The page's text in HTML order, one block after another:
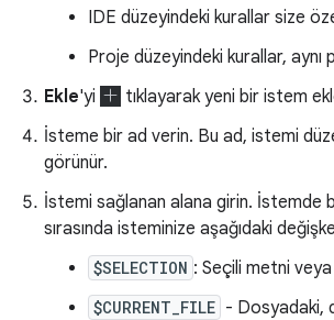
IDE düzeyindeki kurallar size
Proje düzeyindeki kurallar, aynı
Ekle'yi
tıklayarak yeni bir istem
İsteme bir ad verin. Bu ad, istemi
görünür.
İstemi sağlanan alana girin.
sırasında isteminize aşağıdaki
$SELECTION : Seçili metni
$CURRENT_FILE - Dosyadaki,